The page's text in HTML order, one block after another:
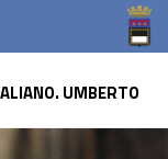
UMBERTO